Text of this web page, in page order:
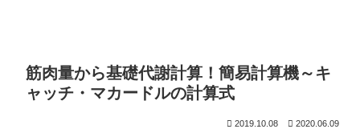
筋肉量から基礎代謝計算！簡易計算機～キ
ャッチ・マカードルの計算式
2019.10.08 2020.06.09